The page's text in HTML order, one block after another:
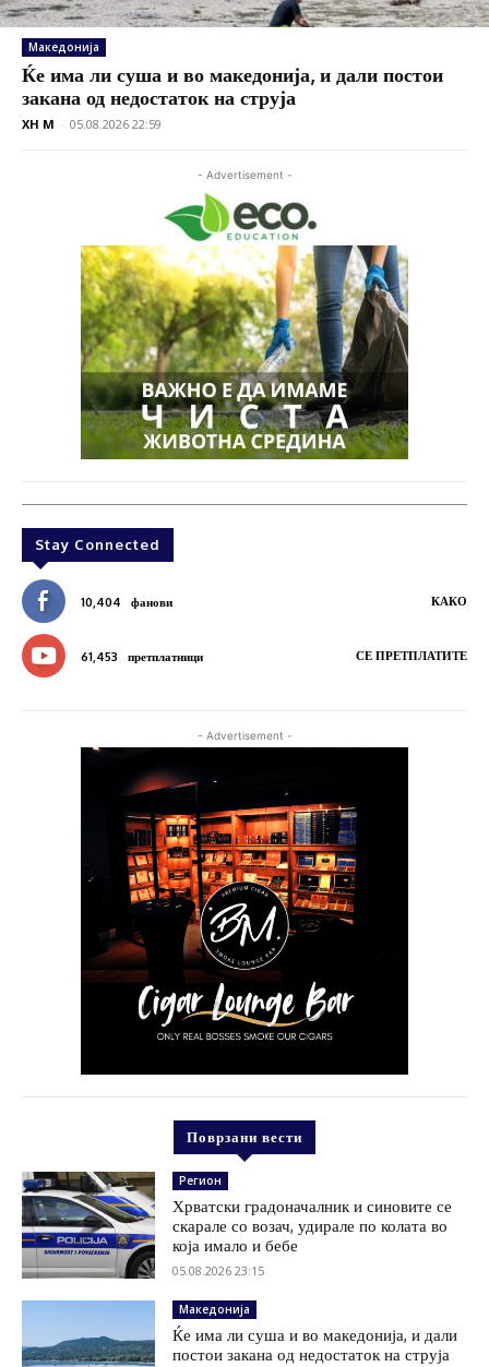
Македонија
Ќе има ли суша и во македонија, и дали постои
закана од недостаток на струја
XH M - 05.08.2026 22:59
- Advertisement -
Stay Connected
10,404 фанови КАКО
61,453 претплатници СЕ ПРЕТПЛАТИТЕ
- Advertisement -
Поврзани вести
Регион
Хрватски градоначалник и синовите се
скарале со возач, удирале по колата во
која имало и бебе
05.08.2026 23:15
Македонија
Ќе има ли суша и во македонија, и дали
постои закана од недостаток на струја